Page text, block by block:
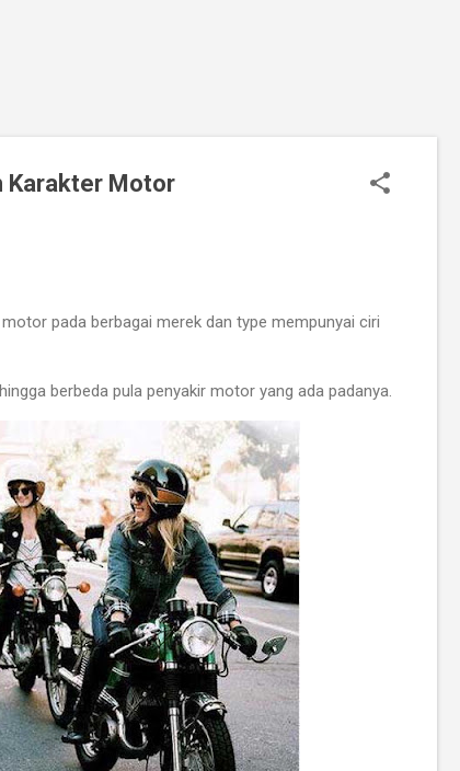
Karakter Motor
pada berbagai merek dan type mempunyai ciri
berbeda pula penyakir motor yang ada padanya.